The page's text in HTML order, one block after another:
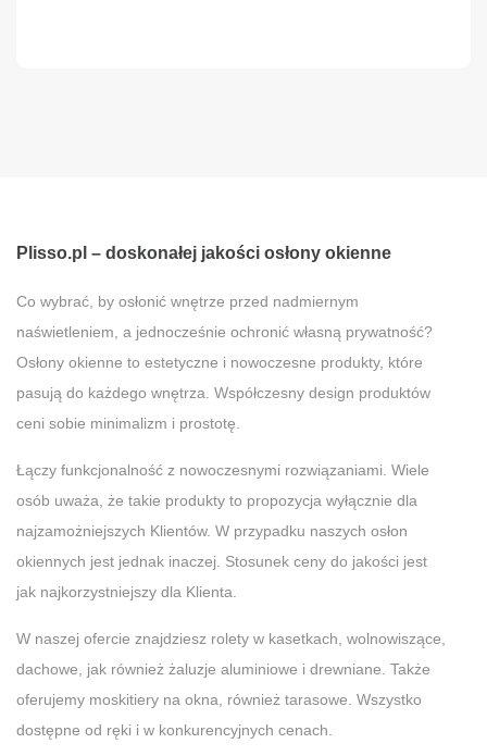
Plisso.pl – doskonałej jakości osłony okienne
Co wybrać, by osłonić wnętrze przed nadmiernym
naświetleniem, a jednocześnie ochronić własną prywatność?
Osłony okienne to estetyczne i nowoczesne produkty, które
pasują do każdego wnętrza. Współczesny design produktów
ceni sobie minimalizm i prostotę.
Łączy funkcjonalność z nowoczesnymi rozwiązaniami. Wiele
osób uważa, że takie produkty to propozycja wyłącznie dla
najzamożniejszych Klientów. W przypadku naszych osłon
okiennych jest jednak inaczej. Stosunek ceny do jakości jest
jak najkorzystniejszy dla Klienta.
W naszej ofercie znajdziesz rolety w kasetkach, wolnowiszące,
dachowe, jak również żaluzje aluminiowe i drewniane. Także
oferujemy moskitiery na okna, również tarasowe. Wszystko
dostępne od ręki i w konkurencyjnych cenach.